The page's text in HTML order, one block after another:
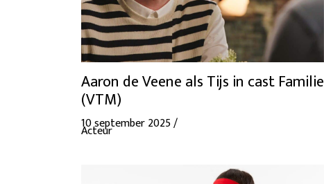
Aaron de Veene als Tijs in cast Familie
(VTM)
10 september 2025 /
Acteur